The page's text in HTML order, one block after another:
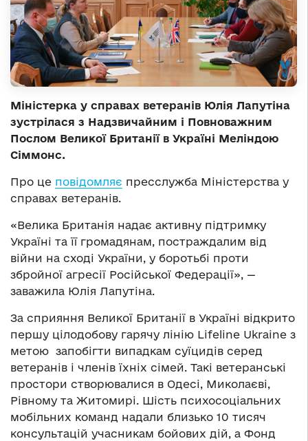
Міністерка у справах ветеранів Юлія Лапутіна
зустрілася з Надзвичайним і Повноважним
Послом Великої Британії в Україні Меліндою
Сіммонс.
Про це повідомляє пресслужба Міністерства у
справах ветеранів.
«Велика Британія надає активну підтримку
Україні та її громадянам, постраждалим від
війни на сході України, у боротьбі проти
збройної агресії Російської Федерації», —
заважила Юлія Лапутіна.
За сприяння Великої Британії в Україні відкрито
першу цілодобову гарячу лінію Lifeline Ukraine з
метою запобігти випадкам суїцидів серед
ветеранів і членів їхніх сімей. Такі ветеранські
простори створювалися в Одесі, Миколаєві,
Рівному та Житомирі. Шість психосоціальних
мобільних команд надали близько 10 тисяч
консультацій учасникам бойових дій, а Фонд